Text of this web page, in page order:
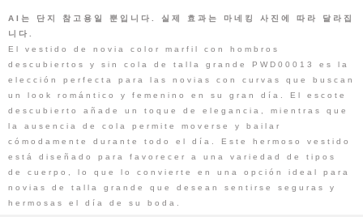
AI는 단지 참고용일 뿐입니다. 실제 효과는 마네킹 사진에 따라 달라집
니다.
El vestido de novia color marfil con hombros
descubiertos y sin cola de talla grande PWD00013 es la
elección perfecta para las novias con curvas que buscan
un look romántico y femenino en su gran día. El escote
descubierto añade un toque de elegancia, mientras que
la ausencia de cola permite moverse y bailar
cómodamente durante todo el día. Este hermoso vestido
está diseñado para favorecer a una variedad de tipos
de cuerpo, lo que lo convierte en una opción ideal para
novias de talla grande que desean sentirse seguras y
hermosas el día de su boda.